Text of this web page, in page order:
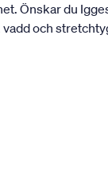
Önskar du
och